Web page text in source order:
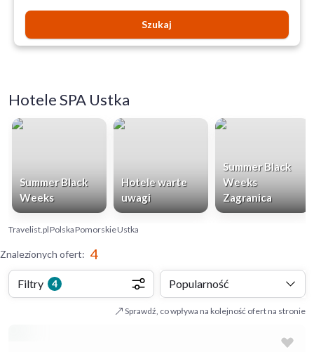
Szukaj
Hotele SPA Ustka
Summer Black
Weeks
Hotele warte
uwagi
Summer Black
Weeks
Zagranica
Travelist.plPolskaPomorskieUstka
Znalezionych ofert: 4
Filtry 4 Popularność
Sprawdź, co wpływa na kolejność ofert na stronie